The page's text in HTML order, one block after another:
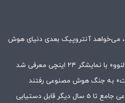
می‌خواهد آنتروپیک بعدی دنیای هوش
۲۴ اینچی معرفی شد
به جنگ هوش مصنوعی رفتند
مدیرعامل انویدیا: هوش مصنوعی جامع تا 5 سال دیگر قابل دستیابی